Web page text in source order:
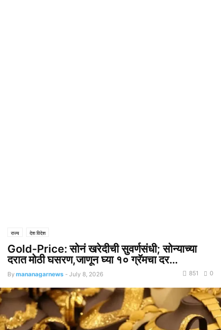
राज्य देश विदेश
Gold-Price: सोनं खरेदीची सुवर्णसंधी; सोन्याच्या
दरात मोठी घसरण,जाणून घ्या १० ग्रॅमचा दर…
By mananagarnews - July 8, 2026 0
851